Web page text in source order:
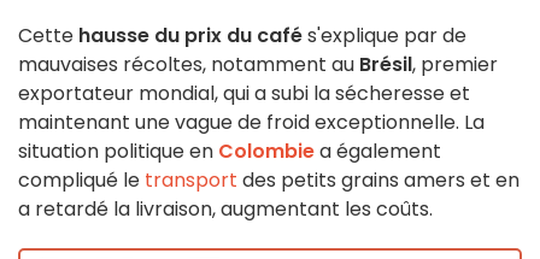
Cette hausse du prix du cafés'explique par de
mauvaises récoltes, notamment au Brésil, premier
exportateur mondial, qui a subi la sécheresse et
maintenant une vague de froid exceptionnelle. La
situation politique en Colombiea également
compliqué le transport des petits grains amers et en
a retardé la livraison, augmentant les coûts.